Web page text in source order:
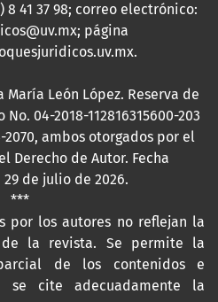
8 41 37 98; correo electrónico:
página
.
León López. Reserva de
04-2018-112816315600-203
2070, ambos otorgados por el
Derecho de Autor. Fecha
de julio de 2026.
***
por los autores no reflejan la
la revista. Se permite la
de los contenidos e
se cite adecuadamente la